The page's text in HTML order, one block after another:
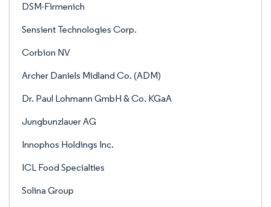
DSM-Firmenich
Sensient Technologies Corp.
Corbion NV
Archer Daniels Midland Co. (ADM)
Dr. Paul Lohmann GmbH & Co. KGaA
Jungbunzlauer AG
Innophos Holdings Inc.
ICL Food Specialties
Solina Group